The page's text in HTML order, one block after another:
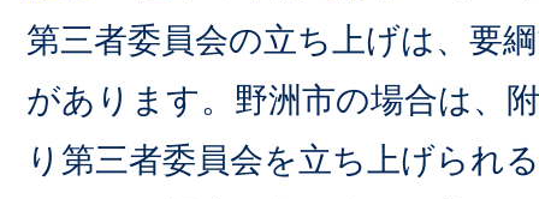
第三者委員会の立ち上げは、要
があります。野洲市の場合は、
り第三者委員会を立ち上げられ